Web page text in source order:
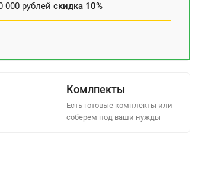
000 рублейскидка 10%
Комлпекты
Есть готовые комплекты или
соберем под ваши нужды